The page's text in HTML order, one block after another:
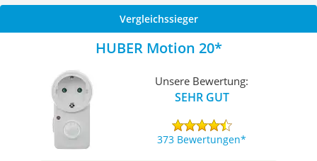
Vergleichssieger
HUBER Motion 20
Unsere Bewertung:
SEHR GUT
373 Bewertungen